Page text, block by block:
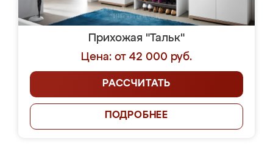
Прихожая "Тальк"
Цена: от 42 000 руб.
РАССЧИТАТЬ
ПОДРОБНЕЕ